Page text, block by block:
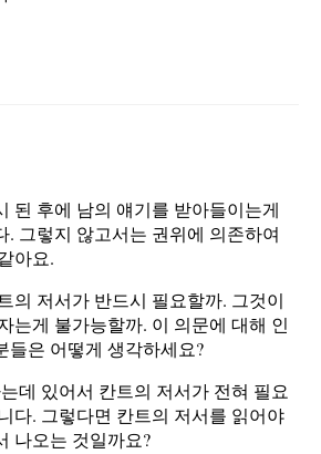
된 후에 남의 얘기를 받아들이는게
. 그렇지 않고서는 권위에 의존하여
아요.
의 저서가 반드시 필요할까. 그것이
는게 불가능할까. 이 의문에 대해 인
들은 어떻게 생각하세요?
데 있어서 칸트의 저서가 전혀 필요
다. 그렇다면 칸트의 저서를 읽어야
나오는 것일까요?